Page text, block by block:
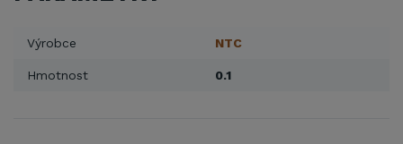
Výrobce NTC
Hmotnost 0.1